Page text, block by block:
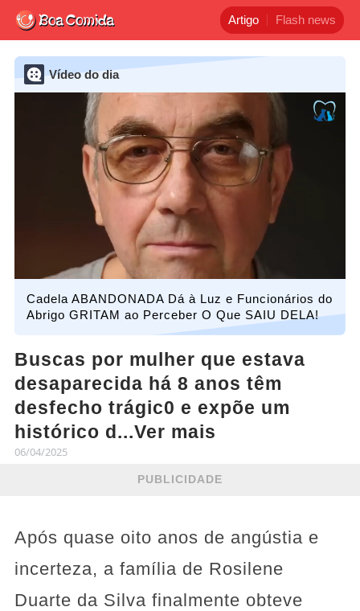
Artigo Flash news
Vídeo do dia
Cadela ABANDONADA Dá à Luz e Funcionários do
Abrigo GRITAM ao Perceber O Que SAIU DELA!
Buscas por mulher que estava
desaparecida há 8 anos têm
desfecho trágic0 e expõe um
histórico d...Ver mais
06/04/2025
PUBLICIDADE
Após quase oito anos de angústia e
incerteza, a família de Rosilene
Duarte da Silva finalmente obteve